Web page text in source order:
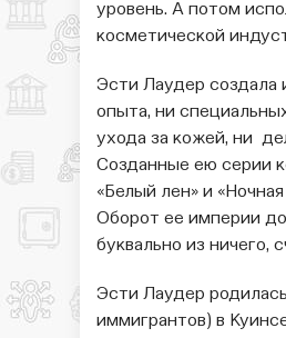
уровень. А потом
косметической
Эсти Лаудер создала
опыта, ни
ухода за кожей, ни
Созданные ею серии
«Белый лен» и
Оборот ее империи
буквально из ничего,
Эсти Лаудер родилась
иммигрантов) в